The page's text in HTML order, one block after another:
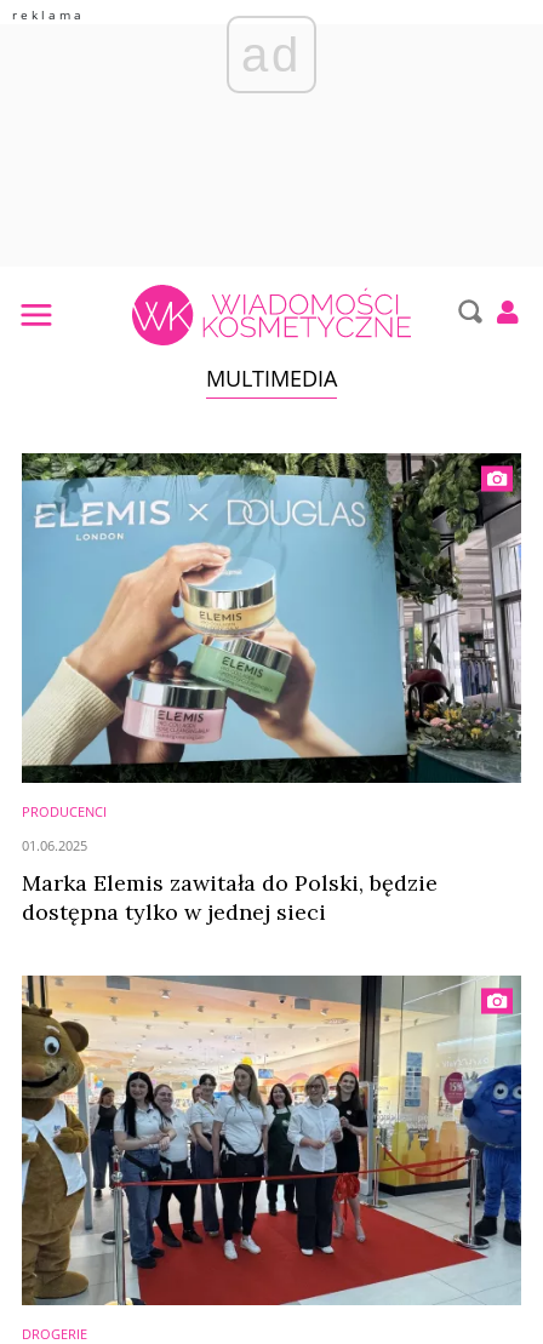
ad
MULTIMEDIA
PRODUCENCI
Marka Elemis zawitała do Polski, będzie
dostępna tylko w jednej sieci
01.06.2025
DROGERIE